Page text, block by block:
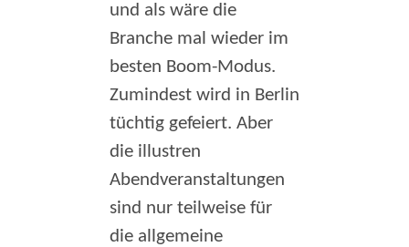
und als wäre die
Branche mal wieder im
besten Boom-Modus.
Zumindest wird in Berlin
tüchtig gefeiert. Aber
die illustren
Abendveranstaltungen
sind nur teilweise für
die allgemeine